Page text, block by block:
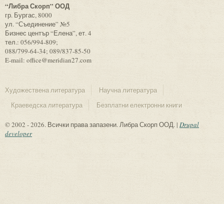
“Либра Скорп” ООД
гр. Бургас, 8000
ул. “Съединение” №5
Бизнес център “Елена”, ет. 4
тел.: 056/994-809;
088/799-64-34; 089/837-85-50
E-mail: office@meridian27.com
Художествена литература
Научна литература
Краеведска литература
Безплатни електронни книги
© 2002 - 2026. Всички права запазени. Либра Скорп ООД. | Drupal
developer